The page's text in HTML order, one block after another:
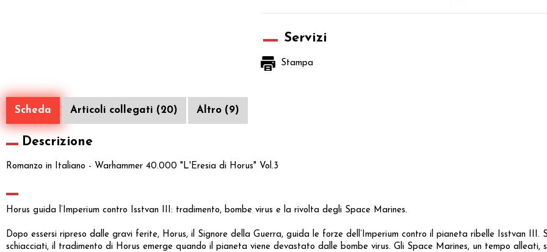
Servizi
Stampa
Scheda Articoli collegati (20) Altro (9)
Descrizione
Romanzo in Italiano - Warhammer 40.000 "L'Eresia di Horus" Vol.3
Horus guida l’Imperium contro Isstvan III: tradimento, bombe virus e la rivolta degli Space Marines.
Dopo essersi ripreso dalle gravi ferite, Horus, il Signore della Guerra, guida le forze dell’Imperium contro il pianeta ribelle Isstvan III.
schiacciati, il tradimento di Horus emerge quando il pianeta viene devastato dalle bombe virus. Gli Space Marines, un tempo alleati,